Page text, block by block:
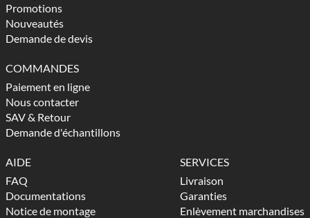
Promotions
Nouveautés
Demande de devis
COMMANDES
Paiement en ligne
Nous contacter
SAV & Retour
Demande d'échantillons
AIDE
FAQ
Documentations
Notice de montage
SERVICES
Livraison
Garanties
Enlèvement marchandises